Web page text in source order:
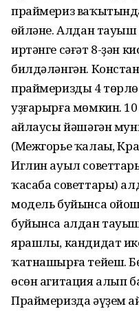
праймериз
һөйләне. Алдан
иртәнге сәғәт 8-ҙән
билдәләнгән.
праймеризды 4
уҙғарырға мөмкин. 10
һайлаусы йәшәгән
(Межгорье ҡалаһы,
Иглин ауыл
ҡасаба советтары)
модель буйынса
буйынса алдан
ярашлы, кандидат
ҡатнашырға тейеш.
өсөн агитация алып
Праймеризда әүҙем